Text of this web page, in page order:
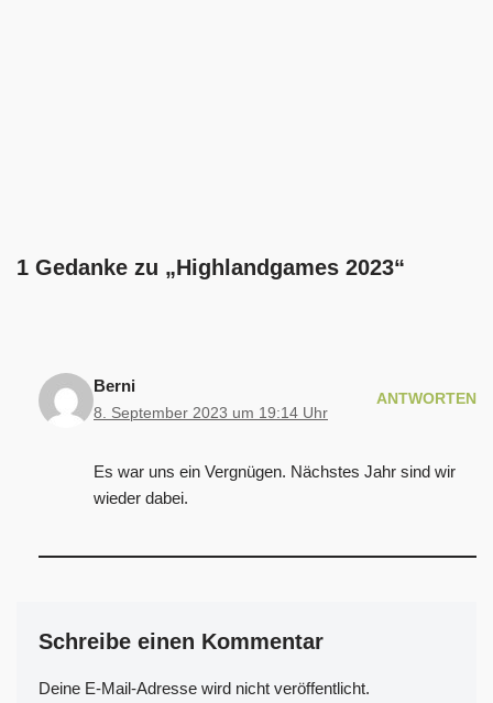
1 Gedanke zu „Highlandgames 2023“
Berni
8. September 2023 um 19:14 Uhr
ANTWORTEN
Es war uns ein Vergnügen. Nächstes Jahr sind wir
wieder dabei.
Schreibe einen Kommentar
Deine E-Mail-Adresse wird nicht veröffentlicht.
Alternative: